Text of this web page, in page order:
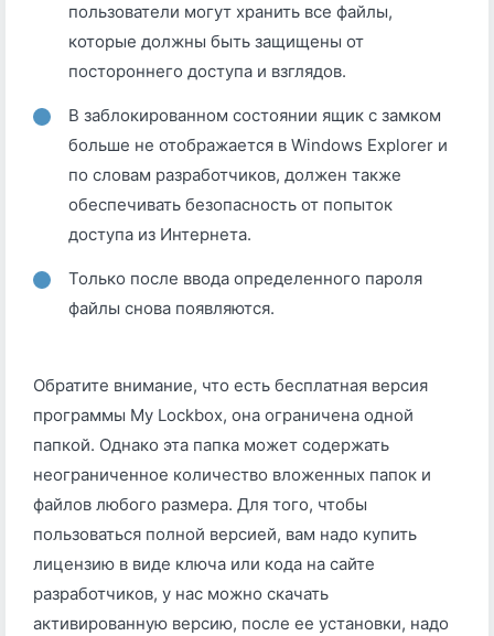
пользователи могут хранить все файлы,
которые должны быть защищены от
постороннего доступа и взглядов.
В заблокированном состоянии ящик с замком
больше не отображается в Windows Explorer и
по словам разработчиков, должен также
обеспечивать безопасность от попыток
доступа из Интернета.
Только после ввода определенного пароля
файлы снова появляются.
Обратите внимание, что есть бесплатная версия
программы My Lockbox, она ограничена одной
папкой. Однако эта папка может содержать
неограниченное количество вложенных папок и
файлов любого размера. Для того, чтобы
пользоваться полной версией, вам надо купить
лицензию в виде ключа или кода на сайте
разработчиков, у нас можно скачать
активированную версию, после ее установки, надо